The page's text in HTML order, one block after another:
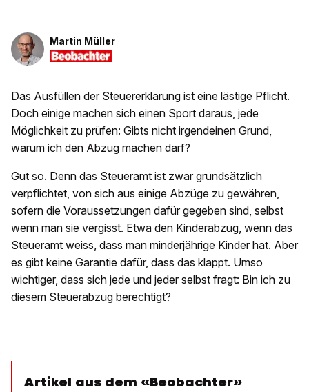
Martin Müller
Das Ausfüllen der Steuererklärung ist eine lästige Pflicht.
Doch einige machen sich einen Sport daraus, jede
Möglichkeit zu prüfen: Gibts nicht irgendeinen Grund,
warum ich den Abzug machen darf?
Gut so. Denn das Steueramt ist zwar grundsätzlich
verpflichtet, von sich aus einige Abzüge zu gewähren,
sofern die Voraussetzungen dafür gegeben sind, selbst
wenn man sie vergisst. Etwa den Kinderabzug, wenn das
Steueramt weiss, dass man minderjährige Kinder hat. Aber
es gibt keine Garantie dafür, dass das klappt. Umso
wichtiger, dass sich jede und jeder selbst fragt: Bin ich zu
diesem Steuerabzug berechtigt?
Artikel aus dem «Beobachter»